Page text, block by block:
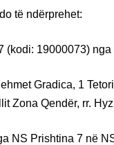
të ndërprehet:
(kodi: 19000073)
Gradica, 1
Zona Qendër, rr.
NS Prishtina 7 në